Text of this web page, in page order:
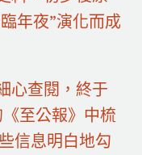
年夜”演化而成
心查閱，終于
至公報》中梳
信息明白地勾